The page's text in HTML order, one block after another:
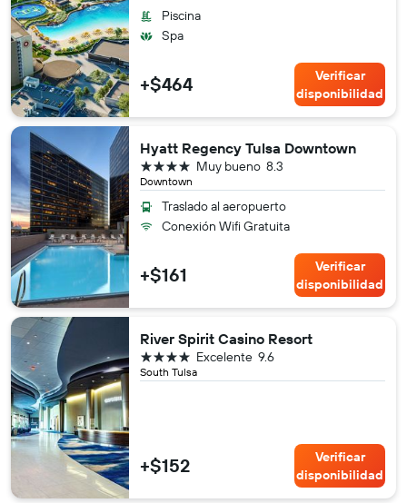
Piscina
Spa
+$464
Verificar
disponibilidad
Hyatt Regency Tulsa Downtown
Downtown
8.3
Muy bueno
4 estrellas
Traslado al aeropuerto
Conexión Wifi Gratuita
+$161
Verificar
disponibilidad
River Spirit Casino Resort
South Tulsa
9.6
Excelente
4 estrellas
+$152
Verificar
disponibilidad